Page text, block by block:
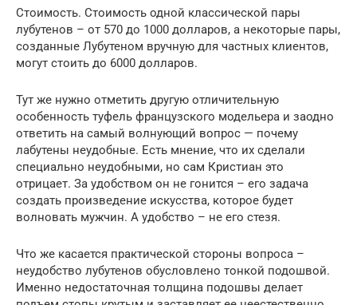
Стоимость. Стоимость одной классической пары
лубутенов – от 570 до 1000 долларов, а некоторые пары,
созданные Лубутеном вручную для частных клиентов,
могут стоить до 6000 долларов.
Тут же нужно отметить другую отличительную
особенность туфель французского модельера и заодно
ответить на самый волнующий вопрос — почему
лабутены неудобные. Есть мнение, что их сделали
специально неудобными, но сам Кристиан это
отрицает. За удобством он не гонится – его задача
создать произведение искусства, которое будет
волновать мужчин. А удобство – не его стезя.
Что же касается практической стороны вопроса –
неудобство лубутенов обусловлено тонкой подошвой.
Именно недостаточная толщина подошвы делает